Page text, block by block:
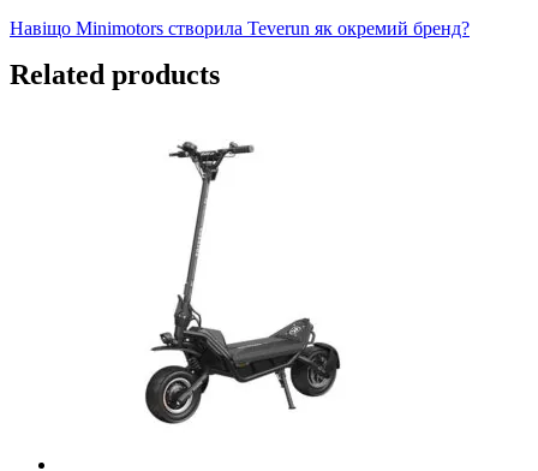
Навіщо Minimotors створила Teverun як окремий бренд?
Related products